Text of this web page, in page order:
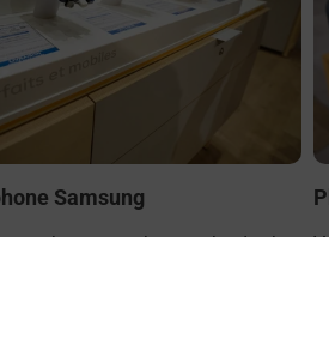
Samsung
pas cher proche de chez